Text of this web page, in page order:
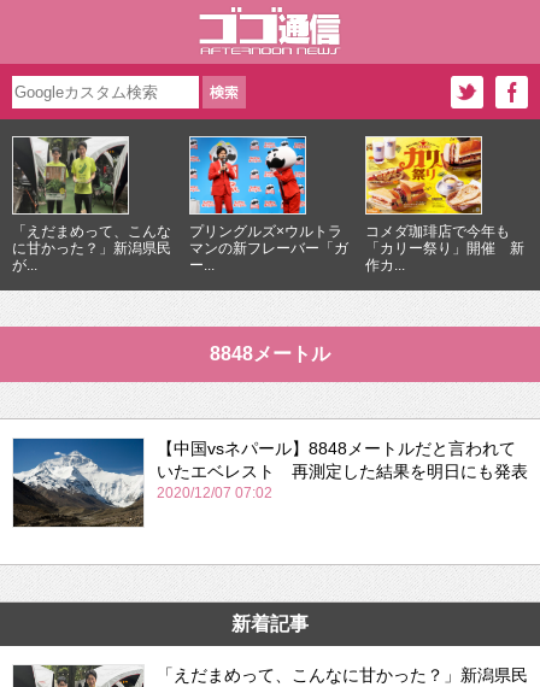
「えだまめって、こんな
に甘かった？」新潟県民
が...
プリングルズ×ウルトラ
マンの新フレーバー「ガ
ー...
コメダ珈琲店で今年も
「カリー祭り」開催 新
作カ...
8848メートル
【中国vsネパール】8848メートルだと言われて
いたエベレスト 再測定した結果を明日にも発表
2020/12/07 07:02
新着記事
「えだまめって、こんなに甘かった？」新潟県民